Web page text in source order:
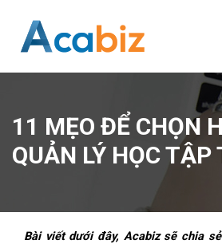
11 MẸO ĐỂ CHỌN
QUẢN LÝ HỌC
Bài viết dưới đây, Acabiz sẽ chia